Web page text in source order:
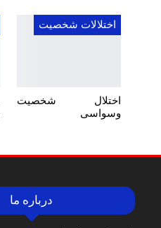
اختلالات شخصیت
اختلال شخصیت
وسواسی
درباره ما